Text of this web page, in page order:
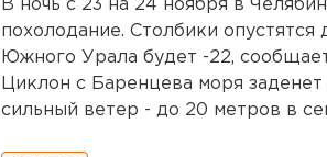
В ночь с 23 на 24 ноября в
похолодание. Столбики
Южного Урала будет -22,
Циклон с Баренцева моря
сильный ветер - до 20 метров в